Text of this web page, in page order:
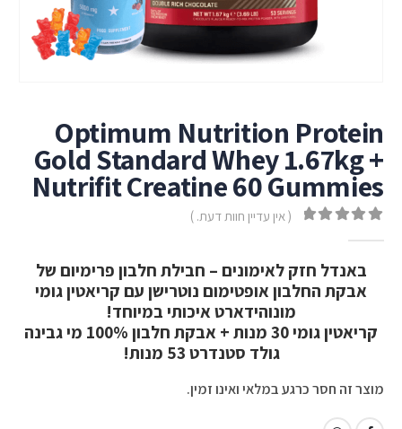
Optimum Nutrition Protein
Gold Standard Whey 1.67kg +
Nutrifit Creatine 60 Gummies
( אין עדיין חוות דעת. )
באנדל חזק לאימונים – חבילת חלבון פרימיום של
אבקת החלבון אופטימום נוטרישן עם קריאטין גומי
מונוהידארט איכותי במיוחד!
קריאטין גומי 30 מנות + אבקת חלבון 100% מי גבינה
גולד סטנדרט 53 מנות!
מוצר זה חסר כרגע במלאי ואינו זמין.